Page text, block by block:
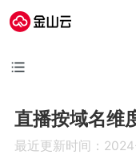
直播按域名维
最近更新时间：